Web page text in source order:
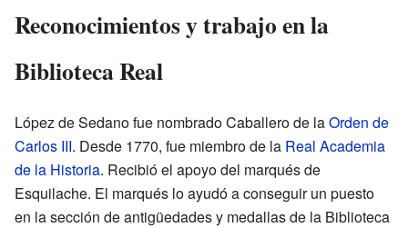
Reconocimientos y trabajo en la
Biblioteca Real
López de Sedano fue nombrado Caballero de laOrden de
Carlos III. Desde 1770, fue miembro de la Real Academia
de la Historia. Recibió el apoyo del marqués de
Esquilache. El marqués lo ayudó a conseguir un puesto
en la sección de antigüedades y medallas de la Biblioteca